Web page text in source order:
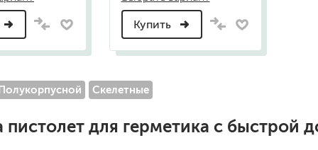
Купить
Скелетные
пистолет для герметика с быстрой